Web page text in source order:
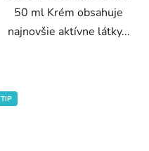
50 ml Krém obsahuje
najnovšie aktívne látky...
TIP